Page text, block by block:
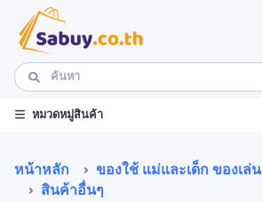
หมวดหมู่สินค้า
หน้าหลัก ของใช้ แม่และเด็ก ของเล่น
สินค้าอื่นๆ